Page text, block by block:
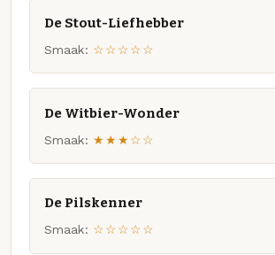
De Stout-Liefhebber
Smaak: ☆☆☆☆☆
De Witbier-Wonder
Smaak: ★★★☆☆
De Pilskenner
Smaak: ☆☆☆☆☆